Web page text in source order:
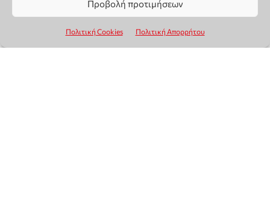
Προβολή προτιμήσεων
Πολιτική Cookies Πολιτική Απορρήτου